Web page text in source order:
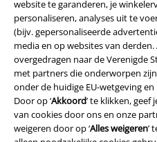
website te garanderen, je
personaliseren, analyses uit te
(bijv. gepersonaliseerde
media en op websites van derden.
overgedragen naar de Verenigde
met partners die onderworpen
onder de huidige EU-wetgeving
Door op ‘Akkoord’ te klikken,
van cookies door ons en onze
weigeren door op ‘Alles weigeren’
Algemene Voorwaarden
Bedrijfsgegevens
Privacyverklaring
Verklaring van conformiteit